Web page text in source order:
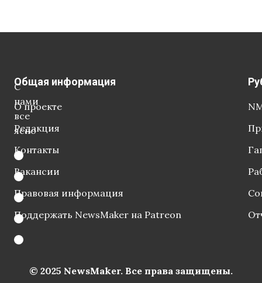
С
нами
все
ясно
Общая информация
О проекте
Редакция
Контакты
Вакансии
Правовая информация
Поддержать NewsMaker на Patreon
© 2025 NewsMaker. Все права защищены.